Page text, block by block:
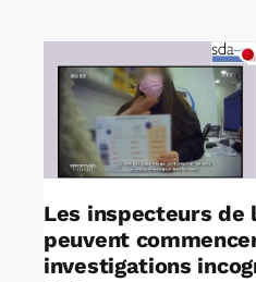
Annonces emploi
Les inspecteurs de
peuvent
investigations